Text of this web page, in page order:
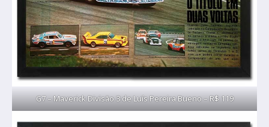
G7 – Maverick Divisão 3 de Luís Pereira Bueno – R$ 119